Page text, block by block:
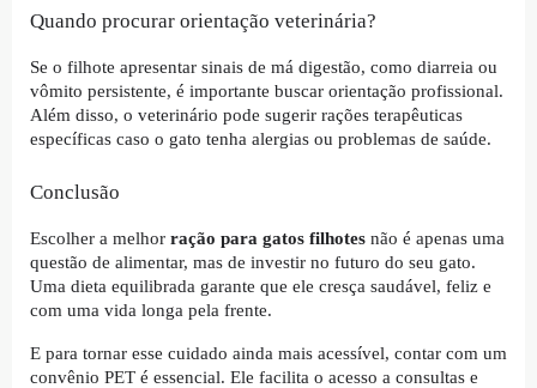
Quando procurar orientação veterinária?
Se o filhote apresentar sinais de má digestão, como diarreia ou
vômito persistente, é importante buscar orientação profissional.
Além disso, o veterinário pode sugerir rações terapêuticas
específicas caso o gato tenha alergias ou problemas de saúde.
Conclusão
Escolher a melhor ração para gatos filhotes não é apenas uma
questão de alimentar, mas de investir no futuro do seu gato.
Uma dieta equilibrada garante que ele cresça saudável, feliz e
com uma vida longa pela frente.
E para tornar esse cuidado ainda mais acessível, contar com um
convênio PET é essencial. Ele facilita o acesso a consultas e